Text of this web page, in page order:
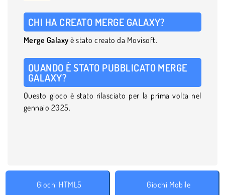
CHI HA CREATO MERGE GALAXY?
Merge Galaxy è stato creato da Movisoft.
QUANDO È STATO PUBBLICATO MERGE
GALAXY?
Questo gioco è stato rilasciato per la prima volta nel
gennaio 2025.
Giochi HTML5 Giochi Mobile